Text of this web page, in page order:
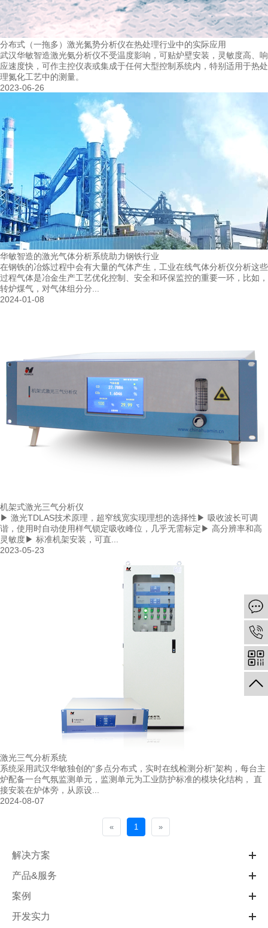
分布式（一拖多）激光氮势分析仪在热处理行业中的实际应用
武汉华敏智造激光氨分析仪不受温度影响，可贴炉壁安装，灵敏度高、响
应速度快，可作主控仪表或集成于任何大型控制系统内，特别适用于热处
理氮化工艺中的测量。
2023-06-26
华敏智造的激光气体分析系统助力钢铁行业
在钢铁的冶炼过程中会有大量的气体产生，工业在线气体分析仪分析这些
过程气体是冶金生产工艺优化控制、安全和环保监控的重要一环，比如，
转炉煤气，对气体组分分...
2024-01-08
机架式激光三气分析仪
▶ 激光TDLAS技术原理，超窄线宽实现理想的选择性▶ 吸收波长可调
谐，使用时自动使用样气锁定吸收峰位，几乎无需标定▶ 高分辨率和高
灵敏度▶ 标准机架安装，可直...
2023-05-23
激光三气分析系统
系统采用武汉华敏独创的“多点分布式，实时在线检测分析”架构，每台主
炉配备一台气氛监测单元，监测单元为工业防护标准的模块化结构， 直
接安装在炉体旁，从原设...
2024-08-07
« 1 »
解决方案
产品&服务
案例
开发实力